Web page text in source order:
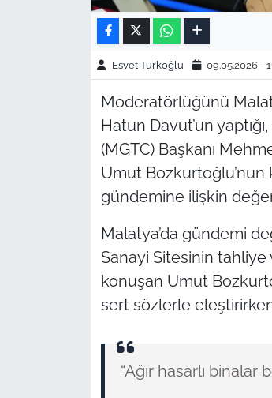
Esvet Türkoğlu 09.05.2026 -
Moderatörlüğünü
Hatun Davut’un
(MGTC) Başkanı
Umut
gündemine ilişkin
Malatya’da gündemi
Sanayi Sitesinin tahliye
konuşan Umut
sert sözlerle
“Ağır hasarlı binalar